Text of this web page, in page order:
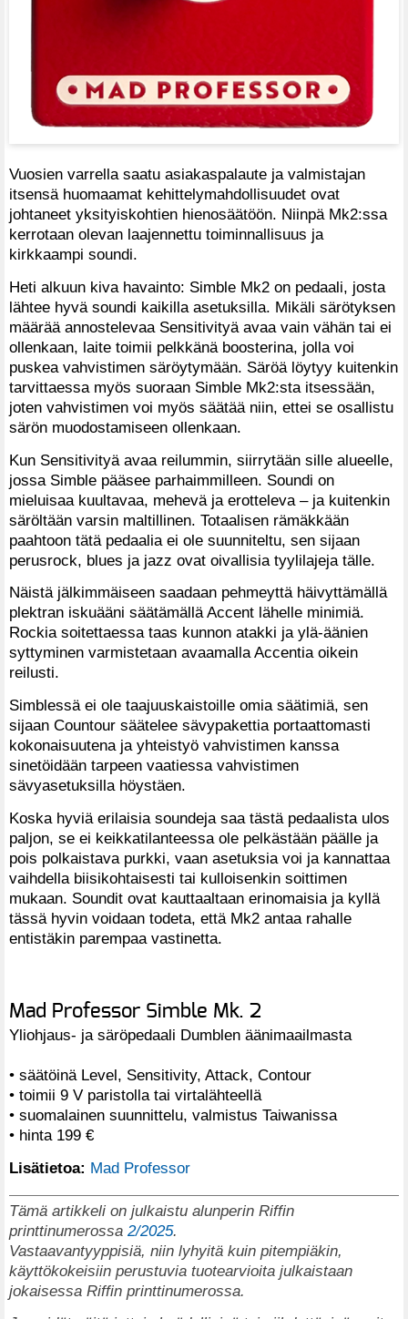
Vuosien varrella saatu asiakaspalaute ja valmistajan
itsensä huomaamat kehittelymahdollisuudet ovat
johtaneet yksityiskohtien hienosäätöön. Niinpä Mk2:ssa
kerrotaan olevan laajennettu toiminnallisuus ja
kirkkaampi soundi.
Heti alkuun kiva havainto: Simble Mk2 on pedaali, josta
lähtee hyvä soundi kaikilla asetuksilla. Mikäli särötyksen
määrää annostelevaa Sensitivityä avaa vain vähän tai ei
ollenkaan, laite toimii pelkkänä boosterina, jolla voi
puskea vahvistimen säröytymään. Säröä löytyy kuitenkin
tarvittaessa myös suoraan Simble Mk2:sta itsessään,
joten vahvistimen voi myös säätää niin, ettei se osallistu
särön muodostamiseen ollenkaan.
Kun Sensitivityä avaa reilummin, siirrytään sille alueelle,
jossa Simble pääsee parhaimmilleen. Soundi on
mieluisaa kuultavaa, mehevä ja erotteleva – ja kuitenkin
säröltään varsin maltillinen. Totaalisen rämäkkään
paahtoon tätä pedaalia ei ole suunniteltu, sen sijaan
perusrock, blues ja jazz ovat oivallisia tyylilajeja tälle.
Näistä jälkimmäiseen saadaan pehmeyttä häivyttämällä
plektran iskuääni säätämällä Accent lähelle minimiä.
Rockia soitettaessa taas kunnon atakki ja ylä-äänien
syttyminen varmistetaan avaamalla Accentia oikein
reilusti.
Simblessä ei ole taajuuskaistoille omia säätimiä, sen
sijaan Countour säätelee sävypakettia portaattomasti
kokonaisuutena ja yhteistyö vahvistimen kanssa
sinetöidään tarpeen vaatiessa vahvistimen
sävyasetuksilla höystäen.
Koska hyviä erilaisia soundeja saa tästä pedaalista ulos
paljon, se ei keikkatilanteessa ole pelkästään päälle ja
pois polkaistava purkki, vaan asetuksia voi ja kannattaa
vaihdella biisikohtaisesti tai kulloisenkin soittimen
mukaan. Soundit ovat kauttaaltaan erinomaisia ja kyllä
tässä hyvin voidaan todeta, että Mk2 antaa rahalle
entistäkin parempaa vastinetta.
Mad Professor Simble Mk. 2
Yliohjaus- ja säröpedaali Dumblen äänimaailmasta
• säätöinä Level, Sensitivity, Attack, Contour
• toimii 9 V paristolla tai virtalähteellä
• suomalainen suunnittelu, valmistus Taiwanissa
• hinta 199 €
Lisätietoa: Mad Professor
Tämä artikkeli on julkaistu alunperin Riffin
printtinumerossa 2/2025.
Vastaavantyyppisiä, niin lyhyitä kuin pitempiäkin,
käyttökokeisiin perustuvia tuotearvioita julkaistaan
jokaisessa Riffin printtinumerossa.